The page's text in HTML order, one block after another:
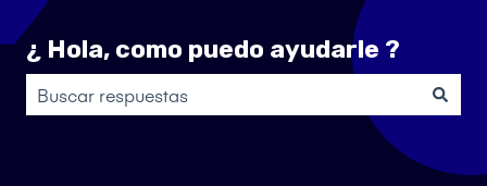
¿ Hola, como puedo ayudarle ?
No hay sugerencias porque el campo de búsqueda